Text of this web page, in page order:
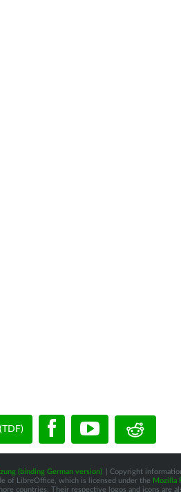
(binding German version)
| Copyright
of LibreOffice, which is licensed under the Mozilla
countries. Their respective logos and icons are